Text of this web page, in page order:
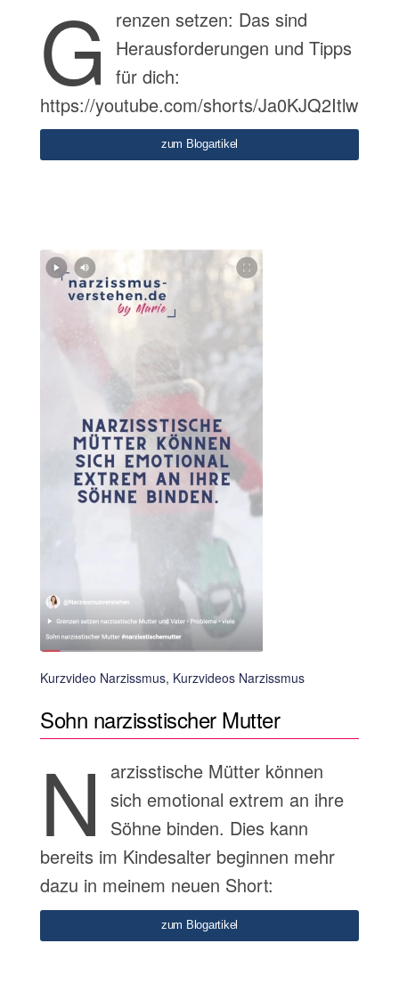
G
renzen setzen: Das sind
Herausforderungen und Tipps
für dich:
https://youtube.com/shorts/Ja0KJQ2Itlw
zum Blogartikel
Kurzvideo Narzissmus, Kurzvideos Narzissmus
Sohn narzisstischer Mutter
N
arzisstische Mütter können
sich emotional extrem an ihre
Söhne binden. Dies kann
bereits im Kindesalter beginnen mehr
dazu in meinem neuen Short:
zum Blogartikel